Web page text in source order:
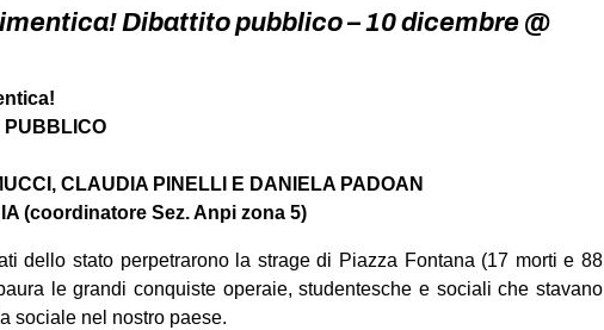
Dibattito pubblico – 10 dicembre @
PUBBLICO
CLAUDIA PINELLI E DANIELA PADOAN
(coordinatore Sez. Anpi zona 5)
dello stato perpetrarono la strage di Piazza Fontana (17 morti e 88
le grandi conquiste operaie, studentesche e sociali che stavano
sociale nel nostro paese.